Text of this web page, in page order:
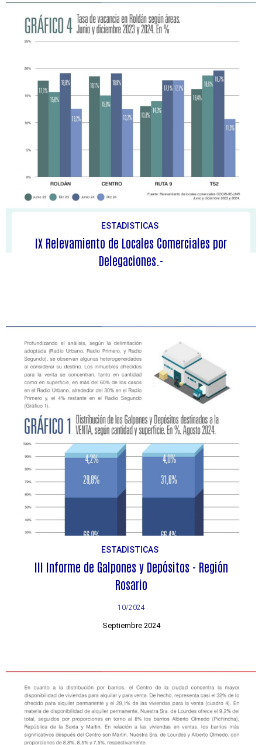
ESTADISTICAS
IX Relevamiento de Locales Comerciales por
Delegaciones.-
ESTADISTICAS
III Informe de Galpones y Depósitos - Región
Rosario
10/2024
Septiembre 2024